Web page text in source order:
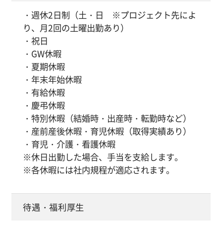
・週休2日制（土・日 ※プロジェクト先によ
り、月2回の土曜出勤あり）
・祝日
・GW休暇
・夏期休暇
・年末年始休暇
・有給休暇
・慶弔休暇
・特別休暇（結婚時・出産時・転勤時など）
・産前産後休暇・育児休暇（取得実績あり）
・育児・介護・看護休暇
※休日出勤した場合、手当を支給します。
※各休暇には社内規程が適応されます。
待遇・福利厚生